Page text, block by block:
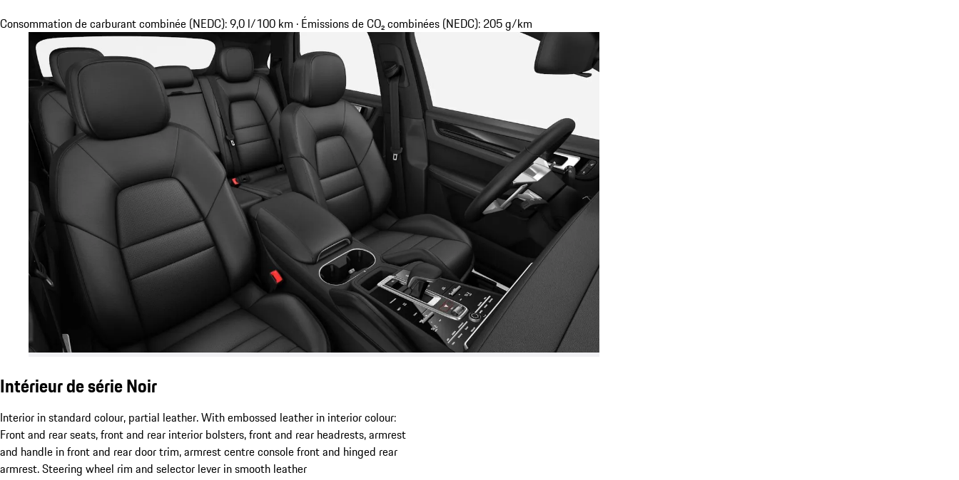
Consommation de carburant combinée (NEDC): 9,0 l/100 km · Émissions de CO₂ combinées (NEDC): 205 g/km
Intérieur de série Noir
Interior in standard colour, partial leather. With embossed leather in interior colour:
Front and rear seats, front and rear interior bolsters, front and rear headrests, armrest
and handle in front and rear door trim, armrest centre console front and hinged rear
armrest. Steering wheel rim and selector lever in smooth leather